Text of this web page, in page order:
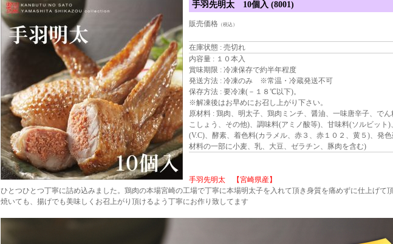
手羽先明太 10個入 (8001)
販売価格 （税込）
在庫状態 : 売切れ
内容量 : １０本入
賞味期限 : 冷凍保存で約半年程度
発送方法 : 冷凍のみ ※常温・冷蔵発送不可
保存方法 : 要冷凍(－１８℃以下)。
※解凍後はお早めにお召し上がり下さい。
原材料 : 鶏肉、明太子、鶏肉ミンチ、醤油、一味唐辛子、でん
こしょう、その他)、調味料(アミノ酸等)、甘味料(ソルビット)
(V.C)、酵素、着色料(カラメル、赤３、赤１０２、黄５)、発
材料の一部に小麦、乳、大豆、ゼラチン、豚肉を含む)
手羽先明太 【宮崎県産】
ひとつひとつ丁寧に詰め込みました。鶏肉の本場宮崎の工場で丁寧に本場明太子を入れて頂き身質を痛めずに仕上げて頂
焼いても、揚げでも美味しくお召上がり頂けるよう丁寧にお作り致してます